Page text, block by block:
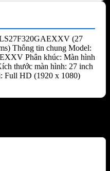
(27
Thông tin chung Model:
Phân khúc: Màn hình
thước màn hình: 27 inch
Full HD (1920 x 1080)